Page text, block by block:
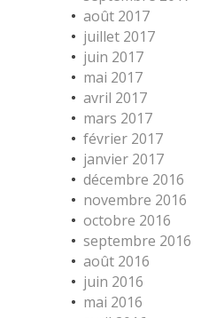
août 2017
juillet 2017
juin 2017
mai 2017
avril 2017
mars 2017
février 2017
janvier 2017
décembre 2016
novembre 2016
octobre 2016
septembre 2016
août 2016
juin 2016
mai 2016